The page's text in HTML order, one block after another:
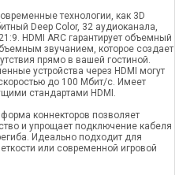
технологии, как 3D
Deep Color, 32 аудиоканала,
HDMI ARC гарантирует объемный
звучанием, которое создает
прямо в вашей гостиной.
устройства через HDMI могут
до 100 Мбит/с. Имеет
стандартами HDMI.
коннекторов позволяет
и упрощает подключение кабеля
Идеально подходит для
или современной игровой